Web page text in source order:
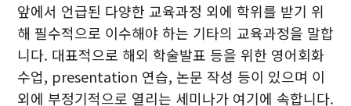
앞에서 언급된 다양한 교육과정 외에 학위를 받기 위
해 필수적으로 이수해야 하는 기타의 교육과정을 말합
니다. 대표적으로 해외 학술발표 등을 위한 영어회화
수업, presentation 연습, 논문 작성 등이 있으며 이
외에 부정기적으로 열리는 세미나가 여기에 속합니다.